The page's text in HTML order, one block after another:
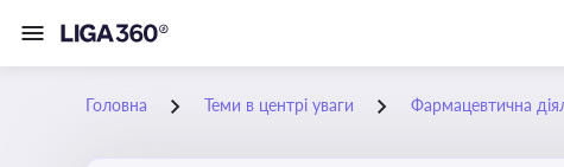
Головна Теми в центрі уваги Фармацевтична